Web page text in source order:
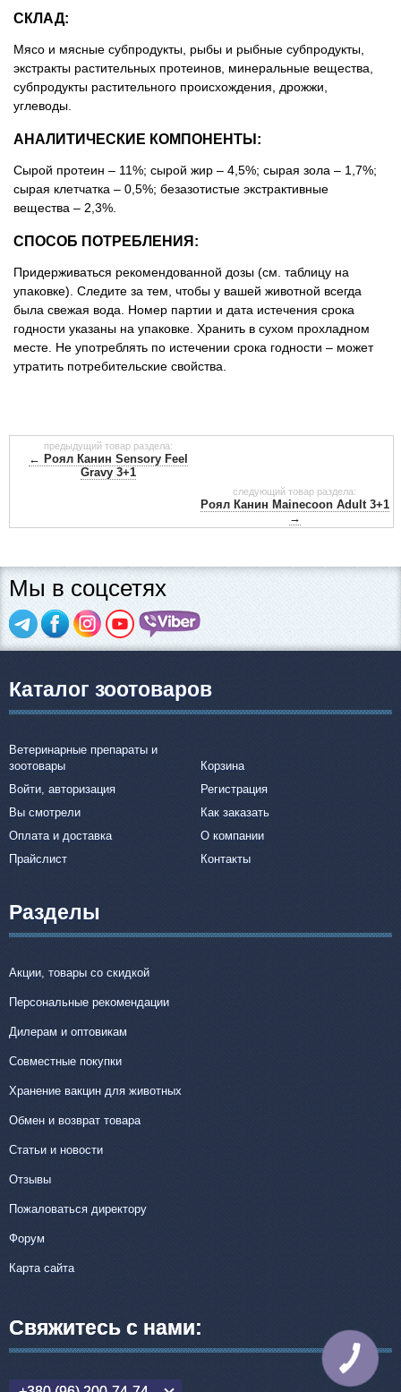
СКЛАД:
Мясо и мясные субпродукты, рыбы и рыбные субпродукты,
экстракты растительных протеинов, минеральные вещества,
субпродукты растительного происхождения, дрожжи,
углеводы.
АНАЛИТИЧЕСКИЕ КОМПОНЕНТЫ:
Сырой протеин – 11%; сырой жир – 4,5%; сырая зола – 1,7%;
сырая клетчатка – 0,5%; безазотистые экстрактивные
вещества – 2,3%.
СПОСОБ ПОТРЕБЛЕНИЯ:
Придерживаться рекомендованной дозы (см. таблицу на
упаковке). Следите за тем, чтобы у вашей животной всегда
была свежая вода. Номер партии и дата истечения срока
годности указаны на упаковке. Хранить в сухом прохладном
месте. Не употреблять по истечении срока годности – может
утратить потребительские свойства.
предыдущий товар раздела:
← Роял Канин Sensory Feel
Gravy 3+1
следующий товар раздела:
Роял Канин Mainecoon Adult 3+1
→
Мы в соцсетях
Каталог зоотоваров
Ветеринарные препараты и
зоотовары
Корзина
Войти, авторизация
Регистрация
Вы смотрели
Как заказать
Оплата и доставка
О компании
Прайслист
Контакты
Разделы
Акции, товары со скидкой
Персональные рекомендации
Дилерам и оптовикам
Совместные покупки
Хранение вакцин для животных
Обмен и возврат товара
Статьи и новости
Отзывы
Пожаловаться директору
Форум
Карта сайта
Свяжитесь с нами:
КНОПКА
СВЯЗИ